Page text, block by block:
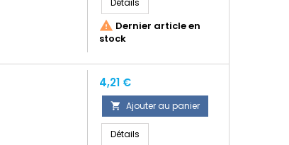
Détails
 Dernier article en
stock
Prix
4,21 €
 Ajouter au panier
Détails